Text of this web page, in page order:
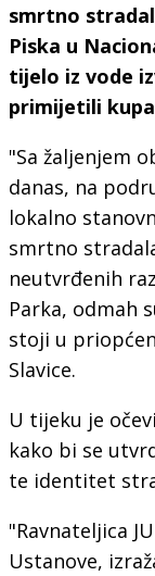
smrtno
Piska u
tijelo iz vode
primijetili
"Sa žaljenjem
danas, na
lokalno
smrtno
neutvrđenih
Parka, odmah
stoji u
Slavice.
U tijeku je
kako bi se
te identitet
"Ravnateljica
Ustanove,